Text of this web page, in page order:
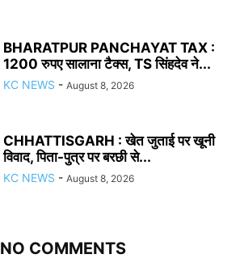
BHARATPUR PANCHAYAT TAX :
1200 रुपए सालाना टैक्स, TS सिंहदेव ने...
KC NEWS - August 8, 2026
CHHATTISGARH : खेत जुताई पर खूनी
विवाद, पिता-पुत्र पर बरछी से...
KC NEWS - August 8, 2026
NO COMMENTS